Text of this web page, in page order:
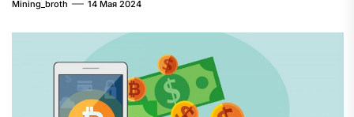
Mining_broth 14 Мая 2024